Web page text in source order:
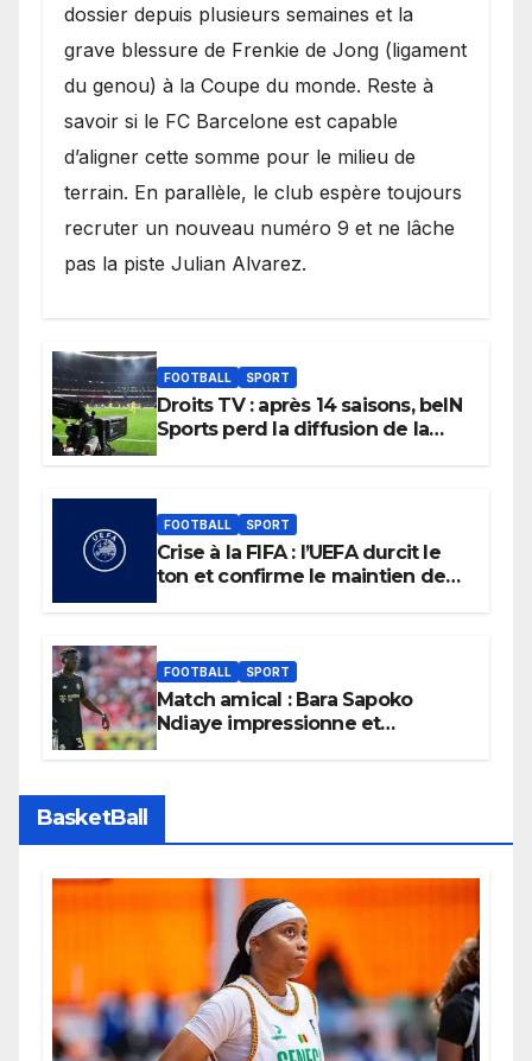
dossier depuis plusieurs semaines et la
grave blessure de Frenkie de Jong (ligament
du genou) à la Coupe du monde. Reste à
savoir si le FC Barcelone est capable
d’aligner cette somme pour le milieu de
terrain. En parallèle, le club espère toujours
recruter un nouveau numéro 9 et ne lâche
pas la piste Julian Alvarez.
FOOTBALL SPORT
Droits TV : après 14 saisons, beIN
Sports perd la diffusion de la
FOOTBALL SPORT
Crise à la FIFA : l’UEFA durcit le
ton et confirme le maintien de
FOOTBALL SPORT
Match amical : Bara Sapoko
Ndiaye impressionne et
BasketBall